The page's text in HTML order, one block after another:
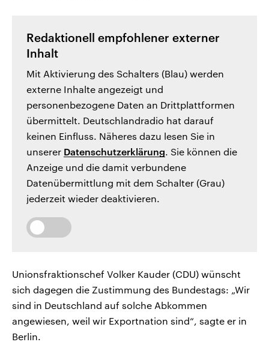
Redaktionell empfohlener externer
Inhalt
Mit Aktivierung des Schalters (Blau) werden
externe Inhalte angezeigt und
personenbezogene Daten an Drittplattformen
übermittelt. Deutschlandradio hat darauf
keinen Einfluss. Näheres dazu lesen Sie in
unserer Datenschutzerklärung. Sie können die
Anzeige und die damit verbundene
Datenübermittlung mit dem Schalter (Grau)
jederzeit wieder deaktivieren.
Unionsfraktionschef Volker Kauder (CDU) wünscht
sich dagegen die Zustimmung des Bundestags: „Wir
sind in Deutschland auf solche Abkommen
angewiesen, weil wir Exportnation sind“, sagte er in
Berlin.